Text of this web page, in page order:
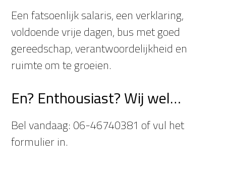
Een fatsoenlijk salaris, een verklaring,
voldoende vrije dagen, bus met goed
gereedschap, verantwoordelijkheid en
ruimte om te groeien.
En? Enthousiast? Wij wel…
Bel vandaag: 06-46740381 of vul het
formulier in.